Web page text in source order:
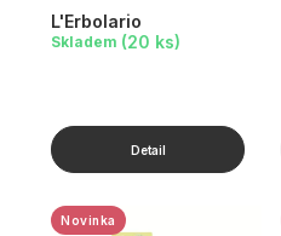
L'Erbolario
Skladem (20 ks)
Novinka